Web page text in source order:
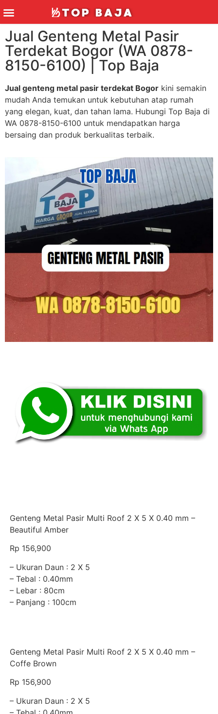
Jual Genteng Metal Pasir
Terdekat Bogor (WA 0878-
8150-6100) | Top Baja
Jual genteng metal pasir terdekat Bogor kini semakin
mudah Anda temukan untuk kebutuhan atap rumah
yang elegan, kuat, dan tahan lama. Hubungi Top Baja di
WA 0878-8150-6100 untuk mendapatkan harga
bersaing dan produk berkualitas terbaik.
Genteng Metal Pasir Multi Roof 2 X 5 X 0.40 mm –
Beautiful Amber
Rp 156,900
– Ukuran Daun : 2 X 5
– Tebal : 0.40mm
– Lebar : 80cm
– Panjang : 100cm
Genteng Metal Pasir Multi Roof 2 X 5 X 0.40 mm –
Coffe Brown
Rp 156,900
– Ukuran Daun : 2 X 5